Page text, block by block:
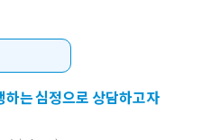
는 심정으로 상담하고자